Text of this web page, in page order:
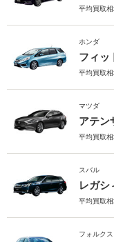
平均買取相
ホンダ
フィッ
平均買取相
マツダ
アテン
平均買取相
スバル
レガシ
平均買取相
フォルク